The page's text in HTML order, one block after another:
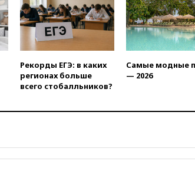
сбила еще 281
беспилотник над Россией
вчера, 20:27Ямпольская
призвала оптимизировать
вузы
вчера, 20:15
августа посетит Сербию с
официальным визитом
Рекорды ЕГЭ: в каких
регионах больше
всего стобалльников?
Самые модные
— 2026